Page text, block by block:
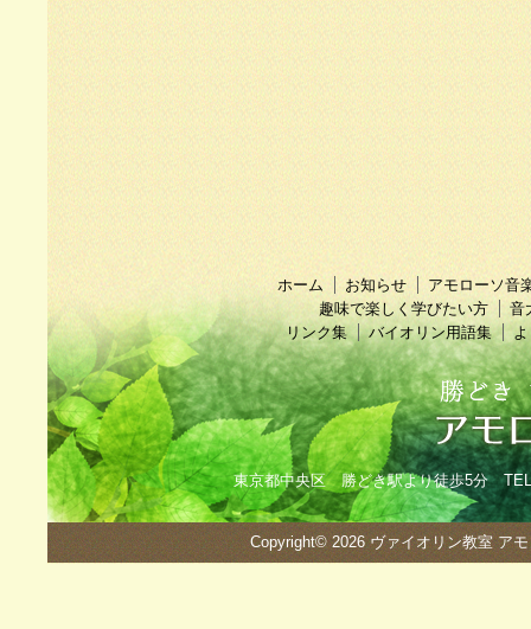
ホーム お知らせ
アモローソ音
趣味で楽しく学びたい方
音
リンク集
バイオリン用語集
東京都中央区 勝どき駅より徒歩5分
Copyright© 2026 ヴァイオリン教室 ア